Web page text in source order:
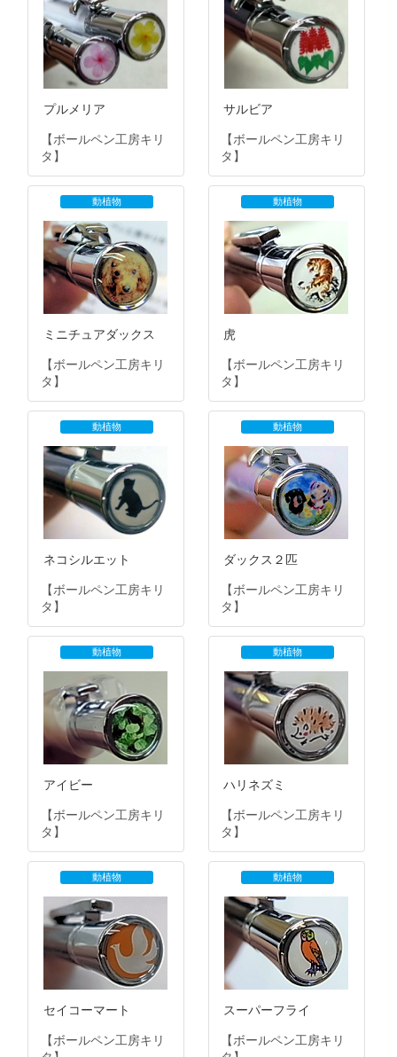
プルメリア
【ボールペン工房キリ
タ】
サルビア
【ボールペン工房キリ
タ】
ミニチュアダックス
動植物
【ボールペン工房キリ
タ】
虎
動植物
【ボールペン工房キリ
タ】
ネコシルエット
動植物
【ボールペン工房キリ
タ】
ダックス２匹
動植物
【ボールペン工房キリ
タ】
アイビー
動植物
【ボールペン工房キリ
タ】
ハリネズミ
動植物
【ボールペン工房キリ
タ】
セイコーマート
動植物
【ボールペン工房キリ
スーパーフライ
動植物
【ボールペン工房キリ